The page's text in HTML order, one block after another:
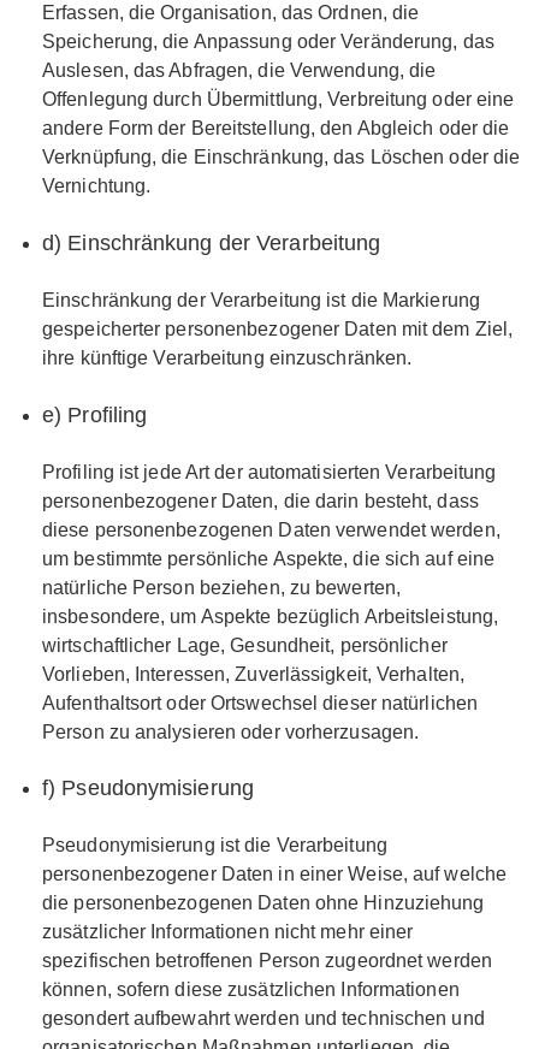
Erfassen, die Organisation, das Ordnen, die
Speicherung, die Anpassung oder Veränderung, das
Auslesen, das Abfragen, die Verwendung, die
Offenlegung durch Übermittlung, Verbreitung oder eine
andere Form der Bereitstellung, den Abgleich oder die
Verknüpfung, die Einschränkung, das Löschen oder die
Vernichtung.
d) Einschränkung der Verarbeitung
Einschränkung der Verarbeitung ist die Markierung
gespeicherter personenbezogener Daten mit dem Ziel,
ihre künftige Verarbeitung einzuschränken.
e) Profiling
Profiling ist jede Art der automatisierten Verarbeitung
personenbezogener Daten, die darin besteht, dass
diese personenbezogenen Daten verwendet werden,
um bestimmte persönliche Aspekte, die sich auf eine
natürliche Person beziehen, zu bewerten,
insbesondere, um Aspekte bezüglich Arbeitsleistung,
wirtschaftlicher Lage, Gesundheit, persönlicher
Vorlieben, Interessen, Zuverlässigkeit, Verhalten,
Aufenthaltsort oder Ortswechsel dieser natürlichen
Person zu analysieren oder vorherzusagen.
f) Pseudonymisierung
Pseudonymisierung ist die Verarbeitung
personenbezogener Daten in einer Weise, auf welche
die personenbezogenen Daten ohne Hinzuziehung
zusätzlicher Informationen nicht mehr einer
spezifischen betroffenen Person zugeordnet werden
können, sofern diese zusätzlichen Informationen
gesondert aufbewahrt werden und technischen und